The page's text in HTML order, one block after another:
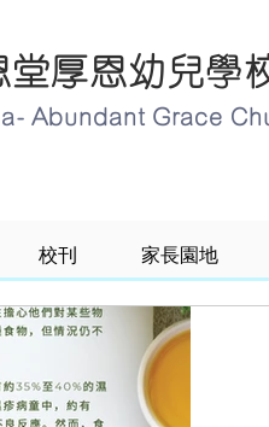
厚恩幼兒學
Abundant Grace
校刊 家長園地